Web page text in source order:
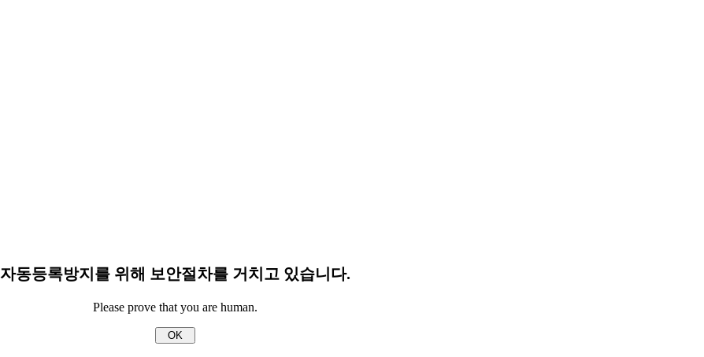
자동등록방지를 위해 보안절차를 거치고 있습니다.
Please prove that you are human.